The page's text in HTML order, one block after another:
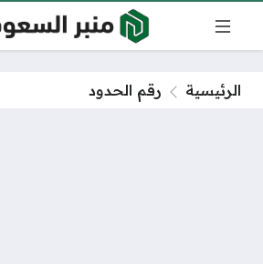
الرئيسية رقم الحدود